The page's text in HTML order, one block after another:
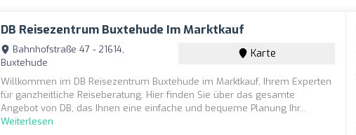
DB Reisezentrum Buxtehude Im Marktkauf
Bahnhofstraße 47 - 21614,
Buxtehude
Karte
Willkommen im DB Reisezentrum Buxtehude im Marktkauf, Ihrem Experten
für ganzheitliche Reiseberatung. Hier finden Sie über das gesamte
Angebot von DB, das Ihnen eine einfache und bequeme Planung Ihr...
Weiterlesen